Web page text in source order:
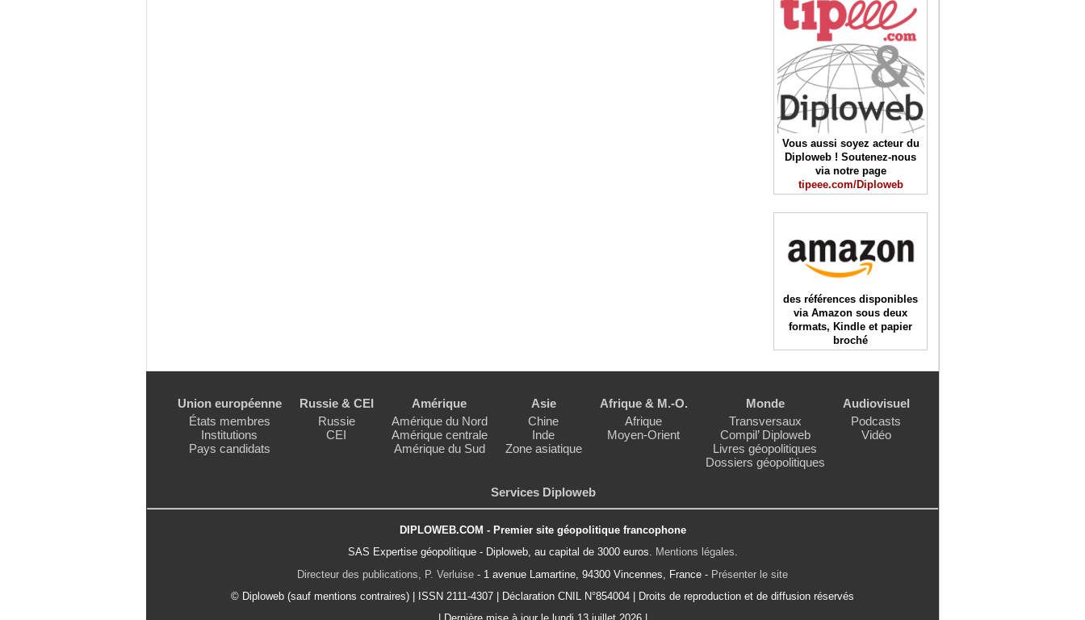
Vous aussi soyez acteur du
Diploweb ! Soutenez-nous
via notre page
tipeee.com/Diploweb
des références disponibles
via Amazon sous deux
formats, Kindle et papier
broché
Union européenne
États membres
Institutions
Pays candidats
Russie & CEI
Russie
CEI
Amérique
Amérique du Nord
Amérique centrale
Amérique du Sud
Asie
Chine
Inde
Zone asiatique
Afrique & M.-O.
Afrique
Moyen-Orient
Monde
Transversaux
Compil’ Diploweb
Livres géopolitiques
Dossiers géopolitiques
Audiovisuel
Podcasts
Vidéo
Services Diploweb
DIPLOWEB.COM - Premier site géopolitique francophone
SAS Expertise géopolitique - Diploweb, au capital de 3000 euros. Mentions légales.
Directeur des publications, P. Verluise - 1 avenue Lamartine, 94300 Vincennes, France - Présenter le site
© Diploweb (sauf mentions contraires) | ISSN 2111-4307 | Déclaration CNIL N°854004 | Droits de reproduction et de diffusion réservés